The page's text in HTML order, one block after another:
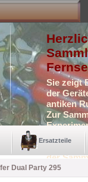
Sie zeigt
der
antiken
Zur
der
Ersatzteile
Dual Party 295